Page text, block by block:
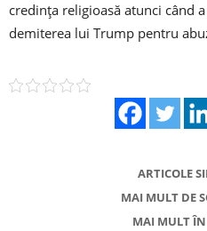
credinţa religioasă atunci când
demiterea lui Trump pentru
ARTICOLE
MAI MULT DE
MAI MULT